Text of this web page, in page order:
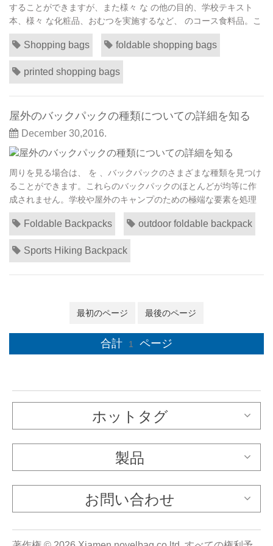
することができますが、また様々 な の他の目的、学校テキスト
本、様々 な化粧品、おむつを実施するなど、 のコース食料品。こ
れらの袋は実際に彼らの の の多目的利用のための万能バッグと見
なされます。 たとえば女性運ぶことができるファッショナブルな
ショッピング バッグ彼女と一緒にそれで保っている間 信頼できる
携帯電話と財布を含む多くのもの。...
Shopping bags foldable shopping bags
printed shopping bags
屋外のバックパックの種類についての詳細を知る
December 30,2016.
周りを見る場合は、 を 、バックパックのさまざまな種類を見つけ
ることができます。これらのバックパックのほとんどが均等に作
成されません。学校や屋外のキャンプのための極端な要素を処理
することができるバックパックに本を運ぶ単に基本的なバックパ
ックがあります。いくつかのバックパックは、mp3 プレーヤーや
ノート パソコンのような特殊な装置を保持するために設計されて
います。したがって、屋外のバックパックにつ...
Foldable Backpacks outdoor foldable backpack
Sports Hiking Backpack
最初のページ 最後のページ
合計 1 ページ
ホットタグ
製品
お問い合わせ